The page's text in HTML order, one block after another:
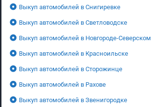
Выкуп автомобилей в Снигиревке
Выкуп автомобилей в Светловодске
Выкуп автомобилей в Новгороде-Северском
Выкуп автомобилей в Красноильске
Выкуп автомобилей в Сторожинце
Выкуп автомобилей в Рахове
Выкуп автомобилей в Звенигородке